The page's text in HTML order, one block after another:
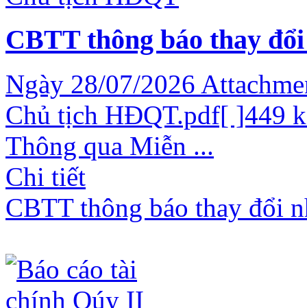
CBTT thông báo thay
Ngày 28/07/2026
Chủ tịch HĐQT.pdf[ ]449
Thông qua Miễn ...
Chi tiết
CBTT thông báo thay đổi